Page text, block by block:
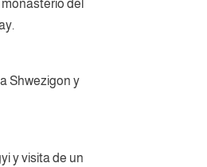
del
Shwezigon y
y visita de un